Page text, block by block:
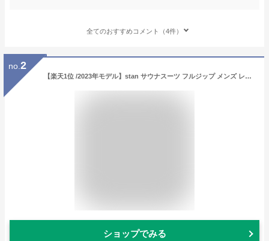
全てのおすすめコメント（4件）
no. 2
【楽天1位 /2023年モデル】stan サウナスーツ フルジップ メンズ レディース ダイエット 大きいサイズ 男女兼用 洗える 洗濯 おしゃれ 燃焼 トレーニングウェア 上下セット おすすめ ストレッチ 筋トレ 汗 ジョギングウェア 2l 3l 4l 減量 有酸素運動 ランニングウェア
ショップでみる